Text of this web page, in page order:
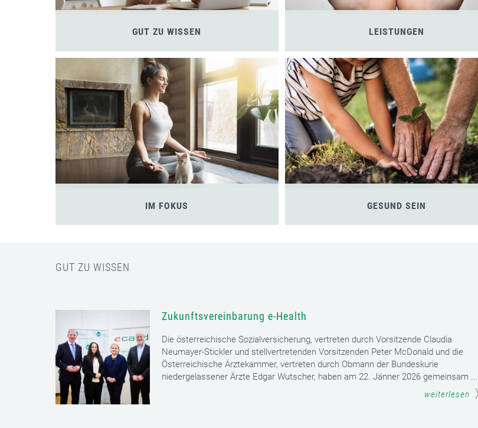
GUT ZU WISSEN LEISTUNGEN
IM FOKUS GESUND SEIN
GUT ZU WISSEN
Zukunftsvereinbarung e-Health
Die österreichische Sozialversicherung, vertreten durch Vorsitzende Claudia
Neumayer-Stickler und stellvertretenden Vorsitzenden Peter McDonald und die
Österreichische Ärztekammer, vertreten durch Obmann der Bundeskurie
niedergelassener Ärzte Edgar Wutscher, haben am 22. Jänner 2026 gemeinsam ...
weiterlesen